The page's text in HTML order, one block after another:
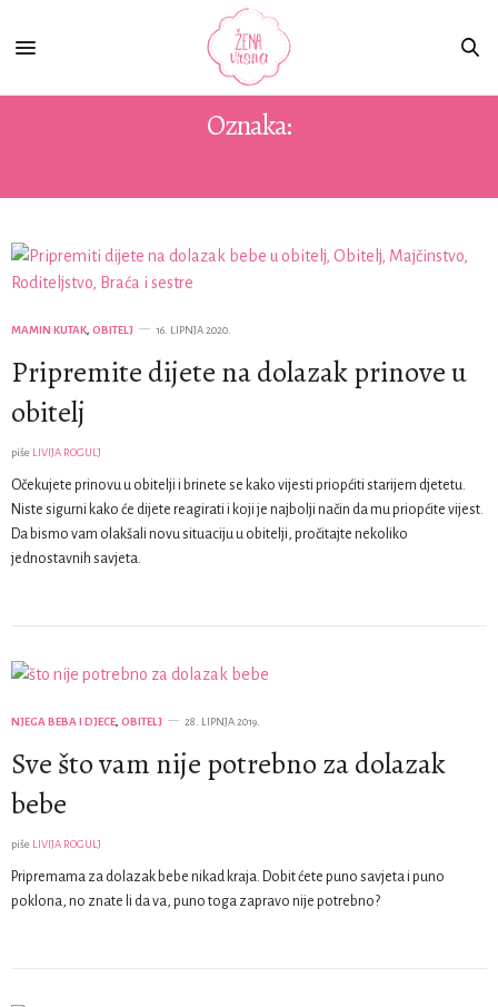
Oznaka:
MAMIN KUTAK, OBITELJ 16. LIPNJA 2020.
Pripremite dijete na dolazak prinove u
obitelj
piše LIVIJA ROGULJ
Očekujete prinovu u obitelji i brinete se kako vijesti priopćiti starijem djetetu.
Niste sigurni kako će dijete reagirati i koji je najbolji način da mu priopćite vijest.
Da bismo vam olakšali novu situaciju u obitelji, pročitajte nekoliko
jednostavnih savjeta.
NJEGA BEBA I DJECE, OBITELJ 28. LIPNJA 2019.
Sve što vam nije potrebno za dolazak
bebe
piše LIVIJA ROGULJ
Pripremama za dolazak bebe nikad kraja. Dobit ćete puno savjeta i puno
poklona, no znate li da va, puno toga zapravo nije potrebno?